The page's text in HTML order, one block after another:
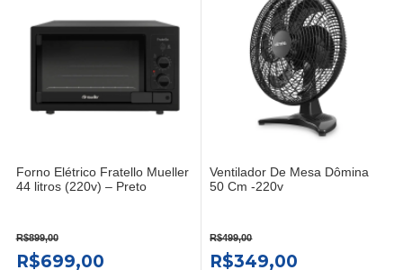
Forno Elétrico Fratello Mueller
44 litros (220v) – Preto
R$899,00
O
R$699,00O
Ventilador De Mesa Dômina
50 Cm -220v
R$499,00
O
R$349,00